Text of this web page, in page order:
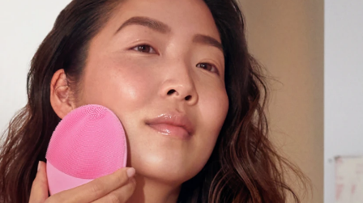
Профиль пользователя
Мои приборы
Мои заказы
Мои адреса
Мои подписки
FAQ™ Pure Beauty-Tech Elixir
BREAKING NEWS
issa™ Teeth Whitening Set
Язык
English Deutsch
Español
Français
Italiano
Português
Polski
Svenska
Русский
Türkçe
简体中文 繁體中文